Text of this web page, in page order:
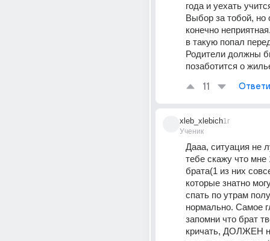
года и уехать
Выбор за тобой, но
конечно
в такую попал
Родители должны
позаботится о
11
xleb_xlebich
Ученик
1г
Дааа, ситуация не
тебе скажу что мне
брата(1 из них
которые знатно
спать по утрам
нормально. Самое
запомни что брат
кричать, ДОЛЖЕН